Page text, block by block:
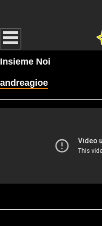
Insieme Noi
andreagioe